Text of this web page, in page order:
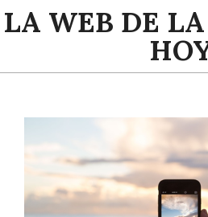
Saltar
alLA WEB DE